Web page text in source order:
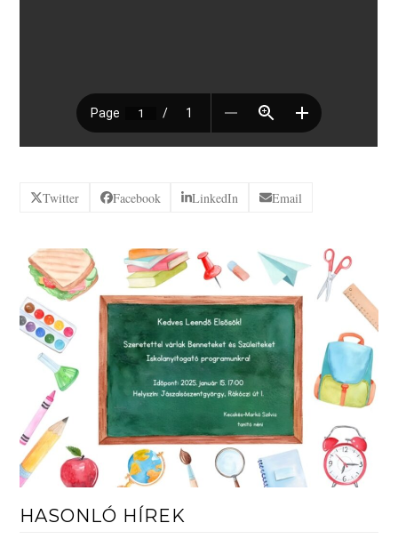
Twitter Facebook LinkedIn Email
HASONLÓ HÍREK